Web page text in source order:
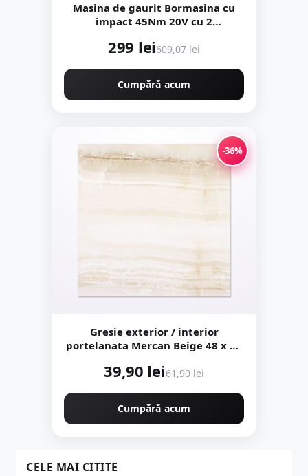
Masina de gaurit Bormasina cu
impact 45Nm 20V cu 2
Ingco CIDLI2002
299 lei609,07 lei
Cumpără acum
-36%
Gresie exterior / interior
portelanata Mercan Beige 48 x 48
39,90 lei61,90 lei
Cumpără acum
CELE MAI CITITE